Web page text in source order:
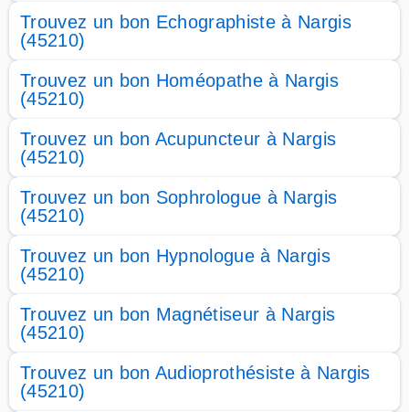
Trouvez un bon Echographiste à Nargis
(45210)
Trouvez un bon Homéopathe à Nargis
(45210)
Trouvez un bon Acupuncteur à Nargis
(45210)
Trouvez un bon Sophrologue à Nargis
(45210)
Trouvez un bon Hypnologue à Nargis
(45210)
Trouvez un bon Magnétiseur à Nargis
(45210)
Trouvez un bon Audioprothésiste à Nargis
(45210)